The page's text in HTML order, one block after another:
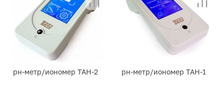
рн-метр/иономер ТАН-2 рн-метр/иономер ТАН-1